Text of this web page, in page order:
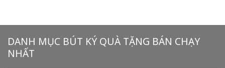
DANH MỤC BÚT KÝ QUÀ TẶNG BÁN CHẠY
NHẤT